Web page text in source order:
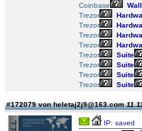
Coinbase
Trezor
Trezor
Trezor
Trezor
Trezor
Suite
Trezor
Suite
Trezor
Suite
Trezor
Suite
#172079 von heletaj2j9@163.com
IP: saved